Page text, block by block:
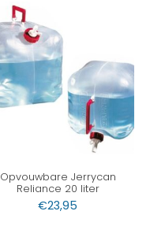
Opvouwbare Jerrycan
Reliance 20 liter
€23,95